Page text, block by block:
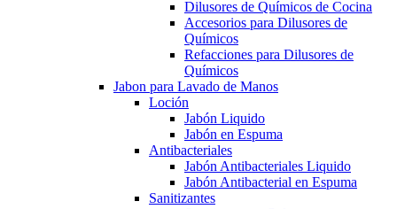
Dilusores de Químicos de Cocina
Accesorios para Dilusores de
Químicos
Refacciones para Dilusores de
Químicos
Jabon para Lavado de Manos
Loción
Jabón Liquido
Jabón en Espuma
Antibacteriales
Jabón Antibacteriales Liquido
Jabón Antibacterial en Espuma
Sanitizantes